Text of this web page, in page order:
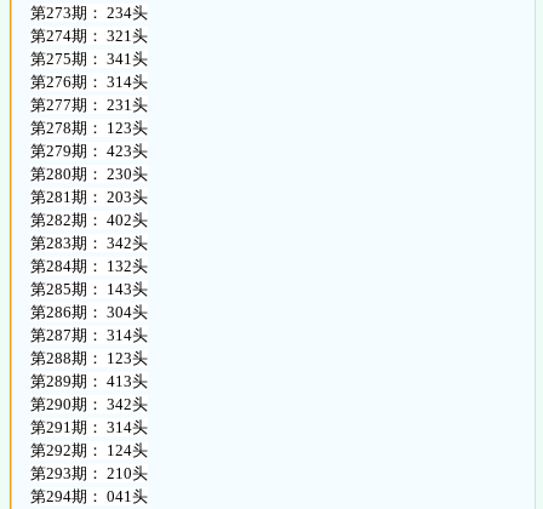
第273期： 234头
第274期： 321头
第275期： 341头
第276期： 314头
第277期： 231头
第278期： 123头
第279期： 423头
第280期： 230头
第281期： 203头
第282期： 402头
第283期： 342头
第284期： 132头
第285期： 143头
第286期： 304头
第287期： 314头
第288期： 123头
第289期： 413头
第290期： 342头
第291期： 314头
第292期： 124头
第293期： 210头
第294期： 041头